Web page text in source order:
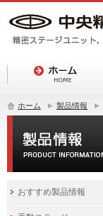
ホーム 製品情報
おすすめ製品情報